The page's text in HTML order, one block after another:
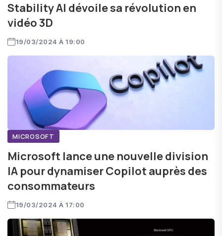
Stability AI dévoile sa révolution en
vidéo 3D
19/03/2024 À 19:00
MICROSOFT
Microsoft lance une nouvelle division
IA pour dynamiser Copilot auprès des
consommateurs
19/03/2024 À 17:00